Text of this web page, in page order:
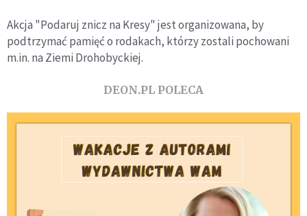
Akcja "Podaruj znicz na Kresy" jest organizowana, by
podtrzymać pamięć o rodakach, którzy zostali pochowani
m.in. na Ziemi Drohobyckiej.
DEON.PL POLECA